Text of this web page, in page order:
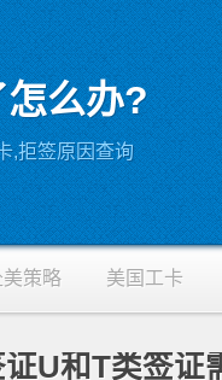
么办?
,拒签原因查询
美策略 美国工卡
U和T类签证